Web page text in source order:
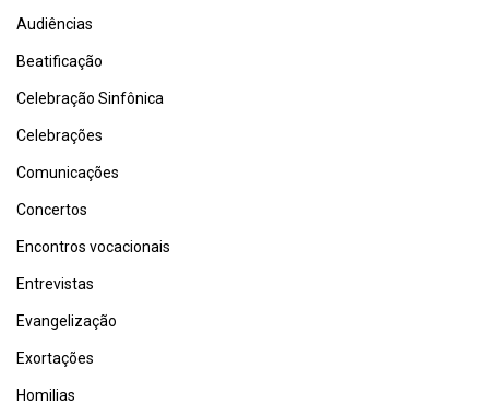
Audiências
Beatificação
Celebração Sinfônica
Celebrações
Comunicações
Concertos
Encontros vocacionais
Entrevistas
Evangelização
Exortações
Homilias